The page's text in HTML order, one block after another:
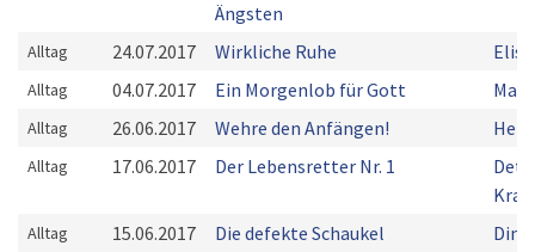
Ängsten
Alltag 24.07.2017 Wirkliche Ruhe
Alltag 04.07.2017 Ein Morgenlob für Gott
Alltag 26.06.2017 Wehre den Anfängen!
Alltag 17.06.2017 Der Lebensretter Nr. 1
Alltag 15.06.2017 Die defekte Schaukel Dina